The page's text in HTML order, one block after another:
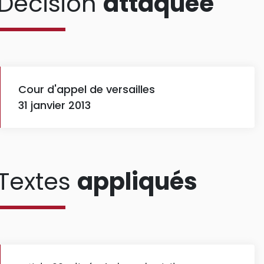
Cour d'appel de versailles
31 janvier 2013
appliqués